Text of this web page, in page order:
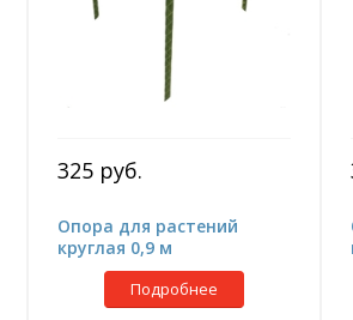
325 руб.
Опора для растений
круглая 0,9 м
Подробнее